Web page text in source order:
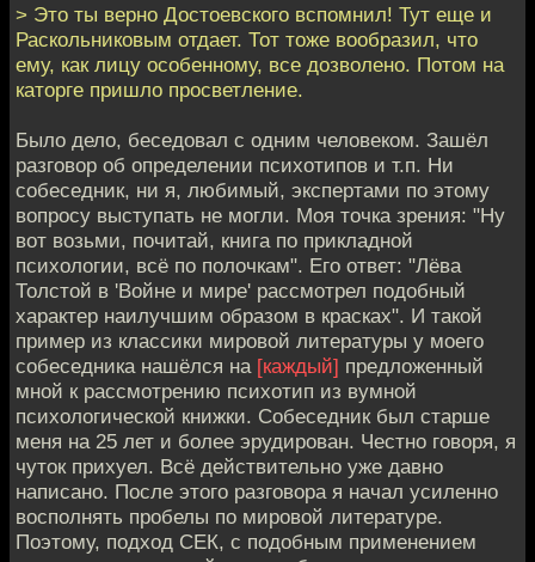
> Это ты верно Достоевского вспомнил! Тут еще и
Раскольниковым отдает. Тот тоже вообразил, что
ему, как лицу особенному, все дозволено. Потом на
каторге пришло просветление.
Было дело, беседовал с одним человеком. Зашёл
разговор об определении психотипов и т.п. Ни
собеседник, ни я, любимый, экспертами по этому
вопросу выступать не могли. Моя точка зрения: "Ну
вот возьми, почитай, книга по прикладной
психологии, всё по полочкам". Его ответ: "Лёва
Толстой в 'Войне и мире' рассмотрел подобный
характер наилучшим образом в красках". И такой
пример из классики мировой литературы у моего
собеседника нашёлся на [каждый] предложенный
мной к рассмотрению психотип из вумной
психологической книжки. Собеседник был старше
меня на 25 лет и более эрудирован. Честно говоря, я
чуток прихуел. Всё действительно уже давно
написано. После этого разговора я начал усиленно
восполнять пробелы по мировой литературе.
Поэтому, подход СЕК, с подобным применением